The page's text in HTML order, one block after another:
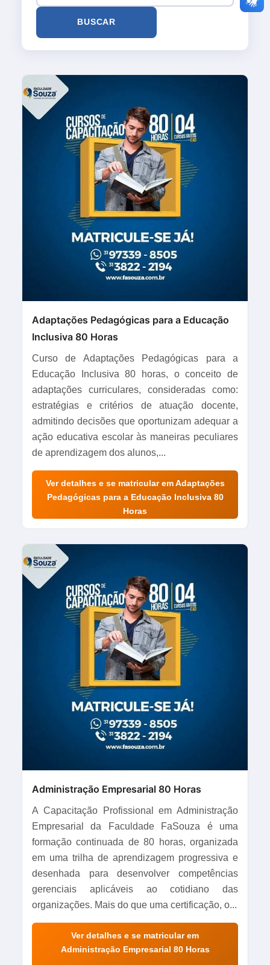
Adaptações Pedagógicas para a Educação
Inclusiva 80 Horas
Curso de Adaptações Pedagógicas para a
Educação Inclusiva 80 horas, o conceito de
adaptações curriculares, consideradas como:
estratégias e critérios de atuação docente,
admitindo decisões que oportunizam adequar a
ação educativa escolar às maneiras peculiares
de aprendizagem dos alunos,...
Ver detalhes e se matricular em Adaptações
Pedagógicas para a Educação Inclusiva 80
Horas
Administração Empresarial 80 Horas
A Capacitação Profissional em Administração
Empresarial da Faculdade FaSouza é uma
formação continuada de 80 horas, organizada
em uma trilha de aprendizagem progressiva e
desenhada para desenvolver competências
gerenciais aplicáveis ao cotidiano das
organizações. Mais do que uma certificação, o...
Ver detalhes e se matricular em
Administração Empresarial 80 Horas